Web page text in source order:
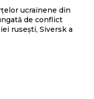
ucrainene din
de conflict
rusești, Siversk a